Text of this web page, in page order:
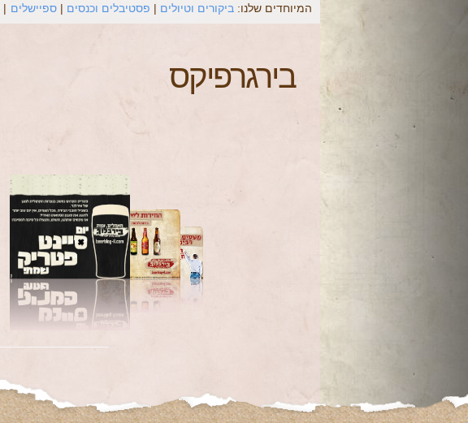
המיוחדים שלנו: ביקורים וטיולים פסטיבלים וכנסים ספיישלים
בירגרפיקס